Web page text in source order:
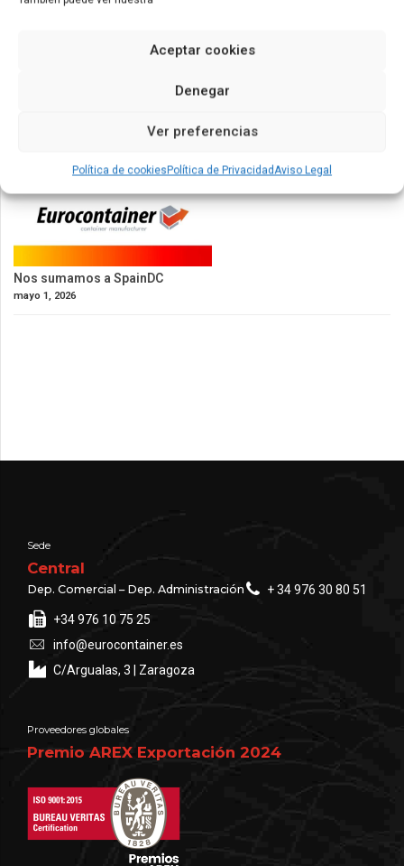
Aceptar cookies
Denegar
Ver preferencias
Política de cookiesPolítica de PrivacidadAviso Legal
Nos sumamos a SpainDC
mayo 1, 2026
Sede
Central
Dep. Comercial – Dep. Administración + 34 976 30 80 51
+34 976 10 75 25
info@eurocontainer.es
C/Argualas, 3 | Zaragoza
Proveedores globales
Premio AREX Exportación 2024